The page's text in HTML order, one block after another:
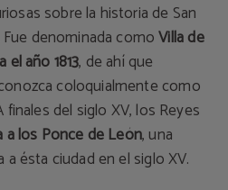
sobre la historia de San
denominada comoVilla de
el año 1813, de ahí que
coloquialmente como
finales del siglo XV, los Reyes
a los Ponce de León, una
ésta ciudad en el siglo XV.